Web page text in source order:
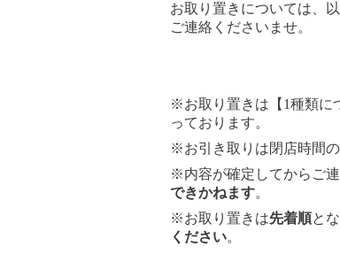
お取り置きについては、
ご連絡くださいませ。
※お取り置きは【1種類に
っております。
※お引き取りは閉店時間の
※内容が確定してからご
できかねます。
※お取り置きは先着順と
ください。